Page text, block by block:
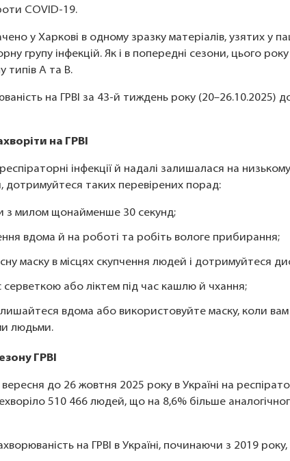
COVID-19.
у Харкові в одному зразку матеріалів, узятих у
групу інфекцій. Як і в попередні сезони, цього року
типів А та В.
на ГРВІ за 43-й тиждень року (20–26.10.2025)
на ГРВІ
інфекції й надалі залишалася на низькому
дотримуйтеся таких перевірених порад:
з милом щонайменше 30 секунд;
вдома й на роботі та робіть вологе прибирання;
маску в місцях скупчення людей і дотримуйтеся
серветкою або ліктем під час кашлю й чхання;
вдома або використовуйте маску, коли
людьми.
ГРВІ
до 26 жовтня 2025 року в Україні на
510 466 людей, що на 8,6% більше
на ГРВІ в Україні, починаючи з 2019